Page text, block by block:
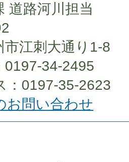
道路河川担当
市江刺大通り1-8
0197-34-2495
：0197-35-2623
お問い合わせ